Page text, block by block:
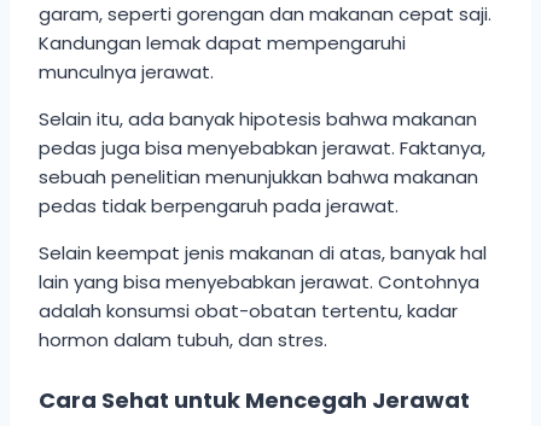
garam, seperti gorengan dan makanan cepat saji.
Kandungan lemak dapat mempengaruhi
munculnya jerawat.
Selain itu, ada banyak hipotesis bahwa makanan
pedas juga bisa menyebabkan jerawat. Faktanya,
sebuah penelitian menunjukkan bahwa makanan
pedas tidak berpengaruh pada jerawat.
Selain keempat jenis makanan di atas, banyak hal
lain yang bisa menyebabkan jerawat. Contohnya
adalah konsumsi obat-obatan tertentu, kadar
hormon dalam tubuh, dan stres.
Cara Sehat untuk Mencegah Jerawat